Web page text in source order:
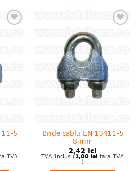
5
TVA
Bride cablu EN 13411-5
8 mm
2,42 lei
TVA Inclus (2,00 lei fara TVA
)